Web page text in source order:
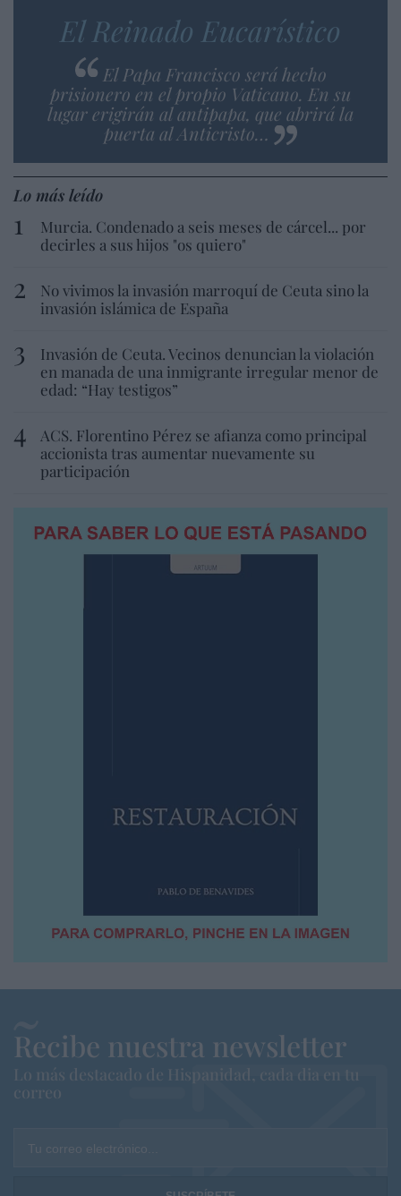
El Reinado Eucarístico
El Papa Francisco será hecho
prisionero en el propio Vaticano. En su
lugar erigirán al antipapa, que abrirá la
puerta al Anticristo…
Lo más leído
Murcia. Condenado a seis meses de cárcel... por
decirles a sus hijos "os quiero"
No vivimos la invasión marroquí de Ceuta sino la
invasión islámica de España
Invasión de Ceuta. Vecinos denuncian la violación
en manada de una inmigrante irregular menor de
edad: “Hay testigos”
ACS. Florentino Pérez se afianza como principal
accionista tras aumentar nuevamente su
participación
Recibe nuestra newsletter
Lo más destacado de Hispanidad, cada dia en tu
correo
Tu correo electrónico...